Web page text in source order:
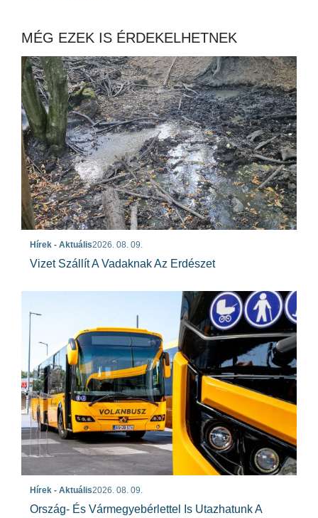
MÉG EZEK IS ÉRDEKELHETNEK
Hírek - Aktuális2026. 08. 09.
Vizet Szállít A Vadaknak Az Erdészet
Hírek - Aktuális2026. 08. 09.
Ország- És Vármegyebérlettel Is Utazhatunk A